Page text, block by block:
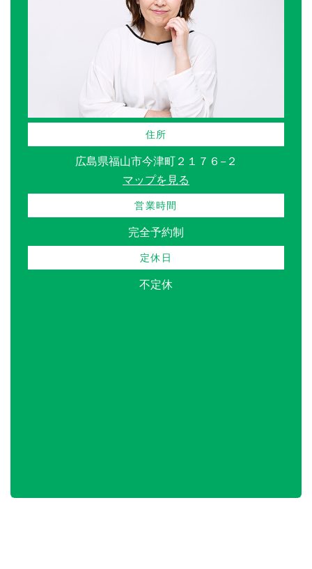
住所
広島県福山市今津町２１７６−２
マップを見る
営業時間
完全予約制
定休日
不定休